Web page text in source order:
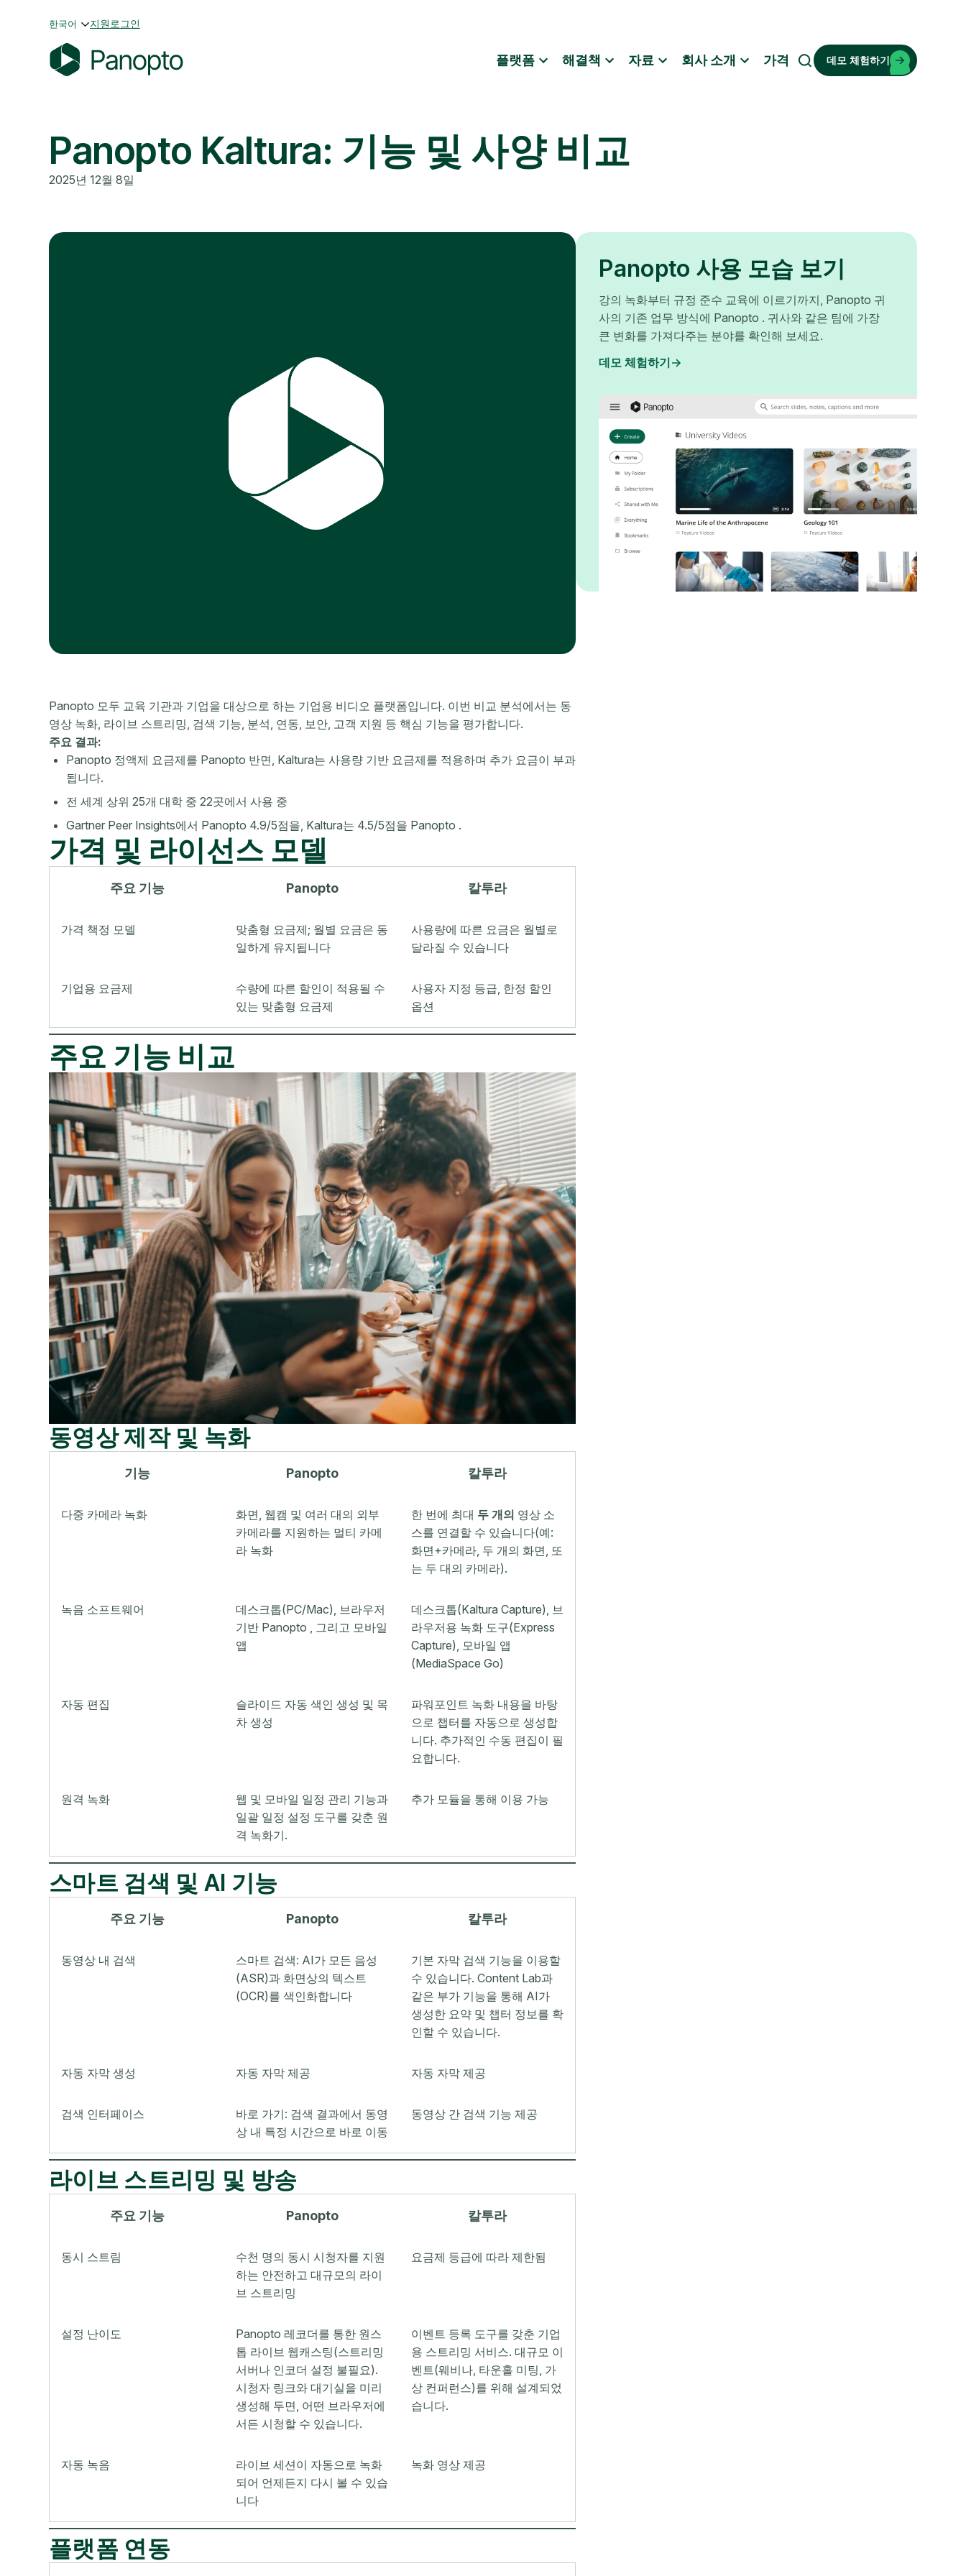
한국어 지원 로그인
o
t
플랫폼 해결책 자료 회사 소개 가격
검
데모 체험하기
Panopto Kaltura: 기능 및 사양 비교
2025년 12월 8일
Panopto 모두 교육 기관과 기업을 대상으로 하는 기업용 비디오 플랫폼입니다. 이번 비교 분석에서는 동
영상 녹화, 라이브 스트리밍, 검색 기능, 분석, 연동, 보안, 고객 지원 등 핵심 기능을 평가합니다.
주요 결과:
Panopto 정액제 요금제를 Panopto 반면, Kaltura는 사용량 기반 요금제를 적용하며 추가 요금이 부과
됩니다.
전 세계 상위 25개 대학 중 22곳에서 사용 중
Gartner Peer Insights에서 Panopto 4.9/5점을, Kaltura는 4.5/5점을 Panopto .
가격 및 라이선스 모델
주요 기능 Panopto 칼투라
가격 책정 모델
맞춤형 요금제; 월별 요금은 동
일하게 유지됩니다
사용량에 따른 요금은 월별로
달라질 수 있습니다
기업용 요금제
수량에 따른 할인이 적용될 수
있는 맞춤형 요금제
사용자 지정 등급, 한정 할인
옵션
주요 기능 비교
동영상 제작 및 녹화
기능 Panopto 칼투라
다중 카메라 녹화
화면, 웹캠 및 여러 대의 외부
카메라를 지원하는 멀티 카메
라 녹화
한 번에 최대 두 개의 영상 소
스를 연결할 수 있습니다(예:
화면+카메라, 두 개의 화면, 또
는 두 대의 카메라).
녹음 소프트웨어
데스크톱(PC/Mac), 브라우저
기반 Panopto , 그리고 모바일
앱
데스크톱(Kaltura Capture), 브
라우저용 녹화 도구(Express
Capture), 모바일 앱
(MediaSpace Go)
자동 편집
슬라이드 자동 색인 생성 및 목
차 생성
파워포인트 녹화 내용을 바탕
으로 챕터를 자동으로 생성합
니다. 추가적인 수동 편집이 필
요합니다.
원격 녹화
웹 및 모바일 일정 관리 기능과
일괄 일정 설정 도구를 갖춘 원
격 녹화기.
추가 모듈을 통해 이용 가능
스마트 검색 및 AI 기능
주요 기능 Panopto 칼투라
동영상 내 검색
스마트 검색: AI가 모든 음성
(ASR)과 화면상의 텍스트
(OCR)를 색인화합니다
기본 자막 검색 기능을 이용할
수 있습니다. Content Lab과
같은 부가 기능을 통해 AI가
생성한 요약 및 챕터 정보를 확
인할 수 있습니다.
자동 자막 생성 자동 자막 제공 자동 자막 제공
검색 인터페이스
바로 가기: 검색 결과에서 동영
상 내 특정 시간으로 바로 이동
동영상 간 검색 기능 제공
라이브 스트리밍 및 방송
주요 기능 Panopto 칼투라
동시 스트림
수천 명의 동시 시청자를 지원
하는 안전하고 대규모의 라이
브 스트리밍
요금제 등급에 따라 제한됨
설정 난이도
Panopto 레코더를 통한 원스
톱 라이브 웹캐스팅(스트리밍
서버나 인코더 설정 불필요).
시청자 링크와 대기실을 미리
생성해 두면, 어떤 브라우저에
서든 시청할 수 있습니다.
이벤트 등록 도구를 갖춘 기업
용 스트리밍 서비스. 대규모 이
벤트(웨비나, 타운홀 미팅, 가
상 컨퍼런스)를 위해 설계되었
습니다.
자동 녹음
라이브 세션이 자동으로 녹화
되어 언제든지 다시 볼 수 있습
니다
녹화 영상 제공
플랫폼 연동
Panopto 사용 모습 보기
강의 녹화부터 규정 준수 교육에 이르기까지, Panopto 귀
사의 기존 업무 방식에 Panopto . 귀사와 같은 팀에 가장
큰 변화를 가져다주는 분야를 확인해 보세요.
데모 체험하기